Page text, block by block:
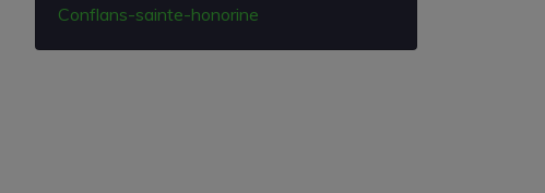
Conflans-sainte-honorine